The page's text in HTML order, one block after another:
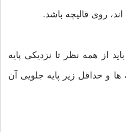
روی قالیچه باشد.
از همه نظر تا نزدیکی پایه
ها و حداقل زیر پایه جلویی آن